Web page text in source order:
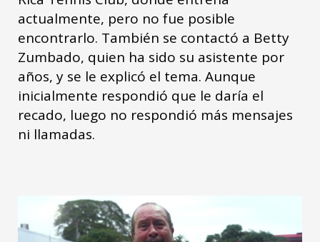
actualmente, pero no fue posible
encontrarlo. También se contactó a Betty
Zumbado, quien ha sido su asistente por
años, y se le explicó el tema. Aunque
inicialmente respondió que le daría el
recado, luego no respondió más mensajes
ni llamadas.